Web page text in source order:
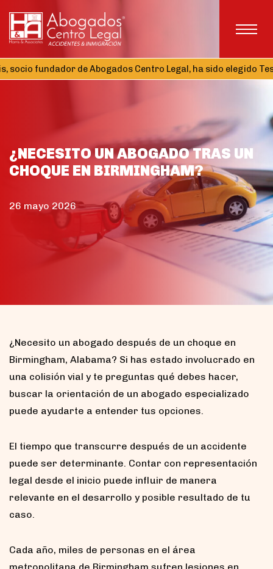
de Abogados Centro Legal, ha sido elegido Tesorero
¿NECESITO UN ABOGADO TRAS UN
CHOQUE EN BIRMINGHAM?
26 mayo 2026
¿Necesito un abogado después de un choque en
Birmingham, Alabama? Si has estado involucrado en
una colisión vial y te preguntas qué debes hacer,
buscar la orientación de un abogado especializado
puede ayudarte a entender tus opciones.
El tiempo que transcurre después de un accidente
puede ser determinante. Contar con representación
legal desde el inicio puede influir de manera
relevante en el desarrollo y posible resultado de tu
caso.
Cada año, miles de personas en el área